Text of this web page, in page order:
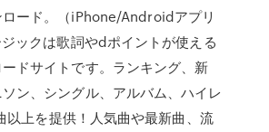
ード。（iPhone/Androidアプリ
ックは歌詞やdポイントが使える
ドサイトです。ランキング、新
ン、シングル、アルバム、ハイレ
以上を提供！人気曲や最新曲、流